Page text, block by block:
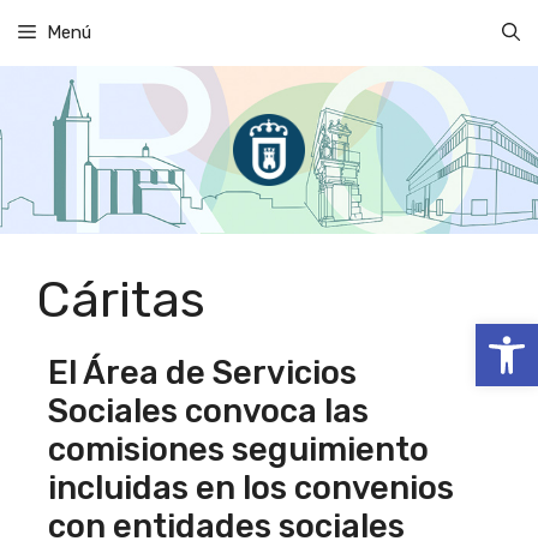
Abrir
contenido
Menú
Cáritas
El Área de Servicios
Sociales convoca las
comisiones seguimiento
incluidas en los convenios
con entidades sociales